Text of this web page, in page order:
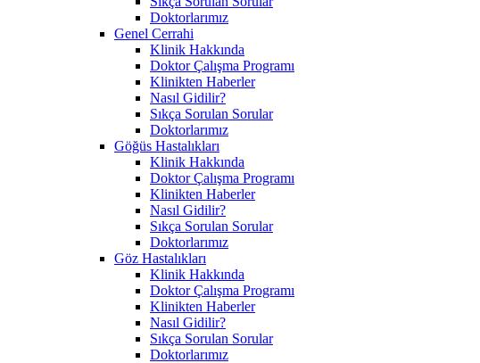
Doktorlarımız
Genel Cerrahi
Klinik Hakkında
Doktor Çalışma Programı
Klinikten Haberler
Nasıl Gidilir?
Sıkça Sorulan Sorular
Doktorlarımız
Göğüs Hastalıkları
Klinik Hakkında
Doktor Çalışma Programı
Klinikten Haberler
Nasıl Gidilir?
Sıkça Sorulan Sorular
Doktorlarımız
Göz Hastalıkları
Klinik Hakkında
Doktor Çalışma Programı
Klinikten Haberler
Nasıl Gidilir?
Sıkça Sorulan Sorular
Doktorlarımız